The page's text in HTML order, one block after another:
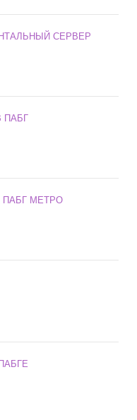
СЕРВЕР
ПАБГ
ПАБГ МЕТРО